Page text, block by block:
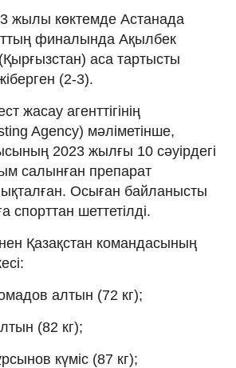
жылы көктемде Астанада
финалында Ақылбек
аса тартысты
(2-3).
жасау агенттігінің
Agency) мәліметінше,
2023 жылғы 10 сәуірдегі
салынған препарат
Осыған байланысты
спорттан шеттетілді.
Қазақстан командасының
алтын (72 кг);
(82 кг);
күміс (87 кг);